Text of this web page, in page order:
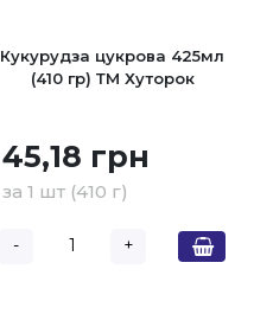
Кукурудза цукрова 425мл
(410 гр) ТМ Хуторок
45,18 грн
за 1 шт (410 г)
- +